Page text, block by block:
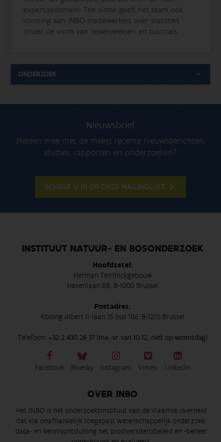
expertisedomein. Ten slotte geeft het team ook
vorming aan INBO-medewerkers over statistiek
onder de vorm van lessenreeksen en tutorials.
ONDERZOEK
Nieuwsbrief
Meteen mee met de meest recente nieuwsberichten,
studies, rapporten en onderzoeken?
SCHRIJF U IN OP ONZE MAILINGLIJST
INSTITUUT NATUUR- EN BOSONDERZOEK
Hoofdzetel:
Herman Teirlinckgebouw
Havenlaan 88, B-1000 Brussel
Postadres:
Koning Albert II-laan 15 bus 186, B-1210 Brussel
Telefoon: +32 2 430 26 37 (ma -vr van 10-12, niet op woensdag)
Facebook Bluesky Instagram Vimeo LinkedIn
OVER INBO
Het INBO is het onderzoeksinstituut van de Vlaamse overheid
dat via onafhankelijk toegepast wetenschappelijk onderzoek,
data- en kennisontsluiting het biodiversiteitsbeleid en -beheer